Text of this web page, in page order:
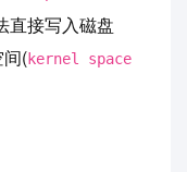
直接写入磁盘
(kernel space